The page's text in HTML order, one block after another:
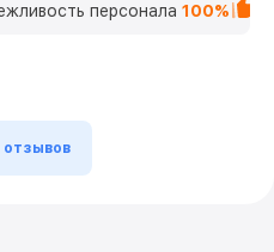
персонала 100%
отзывов